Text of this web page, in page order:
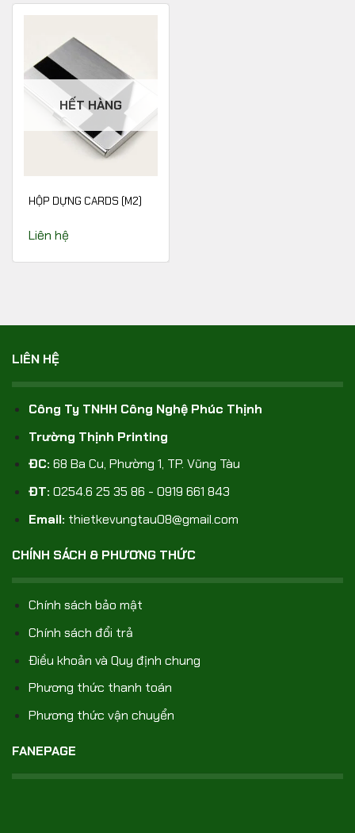
HẾT HÀNG
HỘP DỰNG CARDS (M2)
Liên hệ
LIÊN HỆ
Công Ty TNHH Công Nghệ Phúc Thịnh
Trường Thịnh Printing
ĐC: 68 Ba Cu, Phường 1, TP. Vũng Tàu
ĐT: 0254.6 25 35 86 - 0919 661 843
Email: thietkevungtau08@gmail.com
CHÍNH SÁCH & PHƯƠNG THỨC
Chính sách bảo mật
Chính sách đổi trả
Điều khoản và Quy định chung
Phương thức thanh toán
Phương thức vận chuyển
FANEPAGE